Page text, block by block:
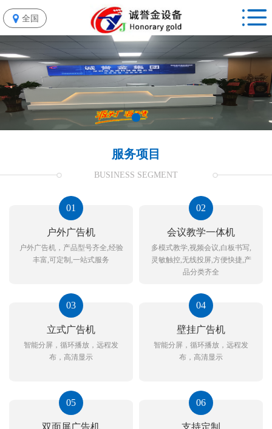
全国
服务项目
BUSINESS SEGMENT
01
户外广告机
户外广告机，产品型号齐全,经验
丰富,可定制,一站式服务
02
会议教学一体机
多模式教学,视频会议,白板书写,
灵敏触控,无线投屏,方便快捷,产
品分类齐全
03
立式广告机
智能分屏，循环播放，远程发
布，高清显示
04
壁挂广告机
智能分屏，循环播放，远程发
布，高清显示
05
双面屏广告机
06
支持定制